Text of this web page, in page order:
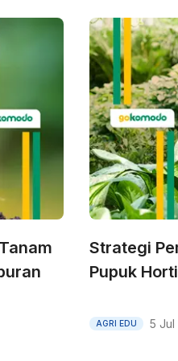
Strategi
Pupuk
AGRI EDU 5 Jul